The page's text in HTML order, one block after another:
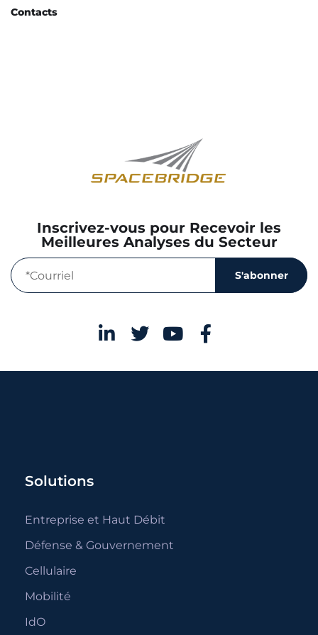
Contacts
Inscrivez-vous pour Recevoir les
Meilleures Analyses du Secteur
S'abonner
Solutions
Entreprise et Haut Débit
Défense & Gouvernement
Cellulaire
Mobilité
IdO